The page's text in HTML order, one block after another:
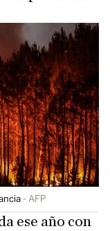
AFP
ese año con